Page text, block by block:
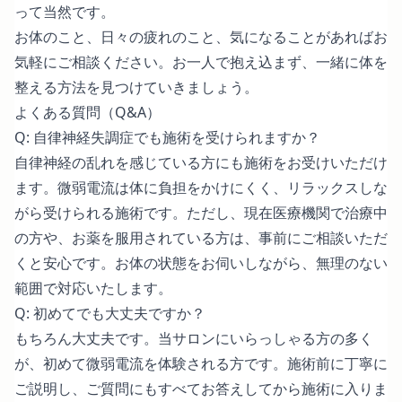
って当然です。
お体のこと、日々の疲れのこと、気になることがあればお
気軽にご相談ください。お一人で抱え込まず、一緒に体を
整える方法を見つけていきましょう。
よくある質問（Q&A）
Q: 自律神経失調症でも施術を受けられますか？
自律神経の乱れを感じている方にも施術をお受けいただけ
ます。微弱電流は体に負担をかけにくく、リラックスしな
がら受けられる施術です。ただし、現在医療機関で治療中
の方や、お薬を服用されている方は、事前にご相談いただ
くと安心です。お体の状態をお伺いしながら、無理のない
範囲で対応いたします。
Q: 初めてでも大丈夫ですか？
もちろん大丈夫です。当サロンにいらっしゃる方の多く
が、初めて微弱電流を体験される方です。施術前に丁寧に
ご説明し、ご質問にもすべてお答えしてから施術に入りま